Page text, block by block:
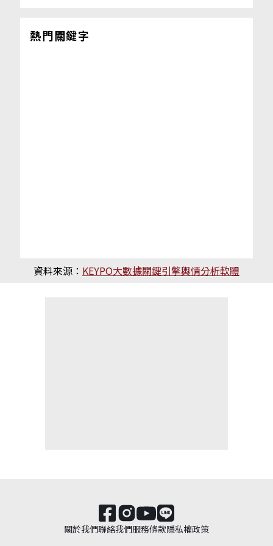
熱門關鍵字
資料來源： KEYPO大數據關鍵引擎輿情分析軟體
關於我們聯絡我們服務條款隱私權政策